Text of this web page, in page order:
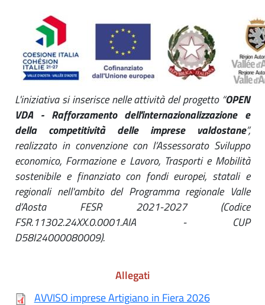
L'iniziativa si inserisce nelle attività del progetto “OPEN
VDA - Rafforzamento dell'internazionalizzazione e
della competitività delle imprese valdostane”,
realizzato in convenzione con l’Assessorato Sviluppo
economico, Formazione e Lavoro, Trasporti e Mobilità
sostenibile e finanziato con fondi europei, statali e
regionali nell'ambito del Programma regionale Valle
d’Aosta FESR 2021-2027 (Codice
FSR.11302.24XX.0.0001.AIA - CUP
D58I24000080009).
Allegati
AVVISO imprese Artigiano in Fiera 2026